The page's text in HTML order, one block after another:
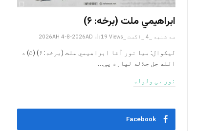
ابراهيمي ملت (برخه: ۶)
سه شنبه _4 _اگست _2026AH 4-8-2026AD 19 Views
ليکوال: میا نور آغا ابراهيمي ملت (برخه: ۶) (۵) د
الله جل جلاله لپاره یې…
نور یی ولوله
Facebook